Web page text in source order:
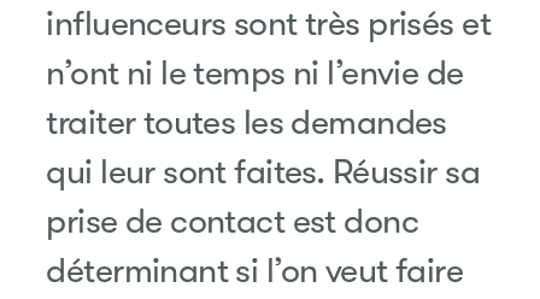
influenceurs sont très prisés et
n’ont ni le temps ni l’envie de
traiter toutes les demandes
qui leur sont faites. Réussir sa
prise de contact est donc
déterminant si l’on veut faire